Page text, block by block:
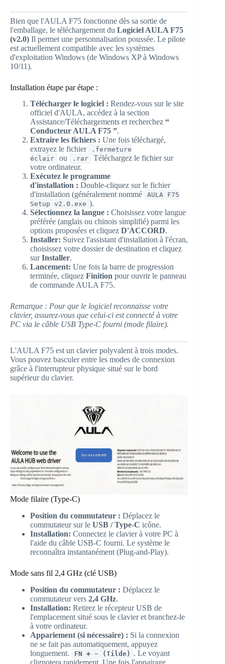
Bien que l'AULA F75 fonctionne dès sa sortie de
l'emballage, le téléchargement du Logiciel AULA F75
(v2.0) Il permet une personnalisation poussée. Le pilote
est actuellement compatible avec les systèmes
d'exploitation Windows (de Windows XP à Windows
10/11).
Installation étape par étape :
Télécharger le logiciel : Rendez-vous sur le site
officiel d'AULA, accédez à la section
Assistance/Téléchargements et recherchez “
Conducteur AULA F75 ”.
Extraire les fichiers : Une fois téléchargé,
extrayez le fichier
.fermeture
éclair
ou .rar
Téléchargez le fichier sur
votre ordinateur.
Exécutez le programme
d'installation : Double-cliquez sur le fichier
d'installation (généralement nommé
AULA F75
Setup v2.0.exe ).
Sélectionnez la langue : Choisissez votre langue
préférée (anglais ou chinois simplifié) parmi les
options proposées et cliquez D'ACCORD.
Installer: Suivez l'assistant d'installation à l'écran,
choisissez votre dossier de destination et cliquez
surInstaller.
Lancement: Une fois la barre de progression
terminée, cliquez Finition pour ouvrir le panneau
de commande AULA F75.
Remarque : Pour que le logiciel reconnaisse votre
clavier, assurez-vous que celui-ci est connecté à votre
PC via le câble USB Type-C fourni (mode filaire).
L'AULA F75 est un clavier polyvalent à trois modes.
Vous pouvez basculer entre les modes de connexion
grâce à l'interrupteur physique situé sur le bord
supérieur du clavier.
Mode filaire (Type-C)
Position du commutateur : Déplacez le
commutateur sur le USB / Type-C icône.
Installation: Connectez le clavier à votre PC à
l'aide du câble USB-C fourni. Le système le
reconnaîtra instantanément (Plug-and-Play).
Mode sans fil 2,4 GHz (clé USB)
Position du commutateur : Déplacez le
commutateur vers 2,4 GHz.
Installation: Retirez le récepteur USB de
l'emplacement situé sous le clavier et branchez-le
à votre ordinateur.
Appariement (si nécessaire) : Si la connexion
ne se fait pas automatiquement, appuyez
longuement.
FN + ~ (Tilde) . Le voyant
clignotera rapidement. Une fois l'appairage